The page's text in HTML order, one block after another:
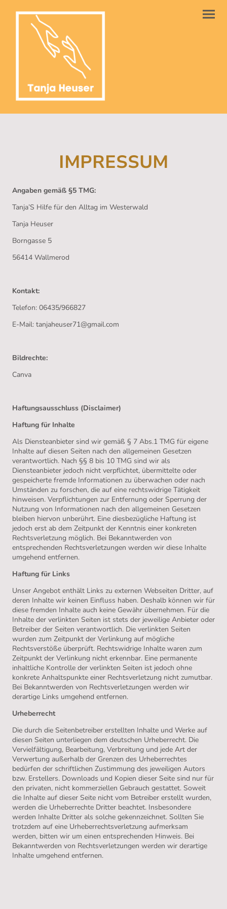
IMPRESSUM
Angaben gemäß §5 TMG:
Tanja’S Hilfe für den Alltag im Westerwald
Tanja Heuser
Borngasse 5
56414 Wallmerod
Kontakt:
Telefon: 06435/966827
E-Mail: tanjaheuser71@gmail.com
Bildrechte:
Canva
Haftungsausschluss (Disclaimer)
Haftung für Inhalte
Als Diensteanbieter sind wir gemäß § 7 Abs.1 TMG für eigene
Inhalte auf diesen Seiten nach den allgemeinen Gesetzen
verantwortlich. Nach §§ 8 bis 10 TMG sind wir als
Diensteanbieter jedoch nicht verpflichtet, übermittelte oder
gespeicherte fremde Informationen zu überwachen oder nach
Umständen zu forschen, die auf eine rechtswidrige Tätigkeit
hinweisen. Verpflichtungen zur Entfernung oder Sperrung der
Nutzung von Informationen nach den allgemeinen Gesetzen
bleiben hiervon unberührt. Eine diesbezügliche Haftung ist
jedoch erst ab dem Zeitpunkt der Kenntnis einer konkreten
Rechtsverletzung möglich. Bei Bekanntwerden von
entsprechenden Rechtsverletzungen werden wir diese Inhalte
umgehend entfernen.
Haftung für Links
Unser Angebot enthält Links zu externen Webseiten Dritter, auf
deren Inhalte wir keinen Einfluss haben. Deshalb können wir für
diese fremden Inhalte auch keine Gewähr übernehmen. Für die
Inhalte der verlinkten Seiten ist stets der jeweilige Anbieter oder
Betreiber der Seiten verantwortlich. Die verlinkten Seiten
wurden zum Zeitpunkt der Verlinkung auf mögliche
Rechtsverstöße überprüft. Rechtswidrige Inhalte waren zum
Zeitpunkt der Verlinkung nicht erkennbar. Eine permanente
inhaltliche Kontrolle der verlinkten Seiten ist jedoch ohne
konkrete Anhaltspunkte einer Rechtsverletzung nicht zumutbar.
Bei Bekanntwerden von Rechtsverletzungen werden wir
derartige Links umgehend entfernen.
Urheberrecht
Die durch die Seitenbetreiber erstellten Inhalte und Werke auf
diesen Seiten unterliegen dem deutschen Urheberrecht. Die
Vervielfältigung, Bearbeitung, Verbreitung und jede Art der
Verwertung außerhalb der Grenzen des Urheberrechtes
bedürfen der schriftlichen Zustimmung des jeweiligen Autors
bzw. Erstellers. Downloads und Kopien dieser Seite sind nur für
den privaten, nicht kommerziellen Gebrauch gestattet. Soweit
die Inhalte auf dieser Seite nicht vom Betreiber erstellt wurden,
werden die Urheberrechte Dritter beachtet. Insbesondere
werden Inhalte Dritter als solche gekennzeichnet. Sollten Sie
trotzdem auf eine Urheberrechtsverletzung aufmerksam
werden, bitten wir um einen entsprechenden Hinweis. Bei
Bekanntwerden von Rechtsverletzungen werden wir derartige
Inhalte umgehend entfernen.